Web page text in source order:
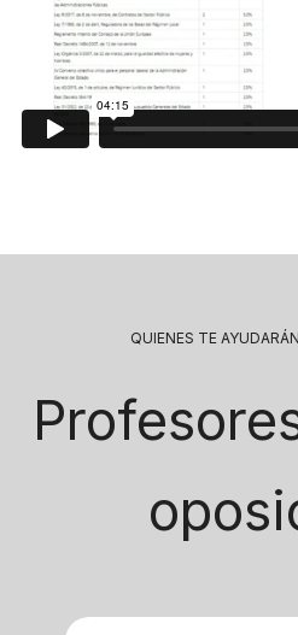
QUIENES TE